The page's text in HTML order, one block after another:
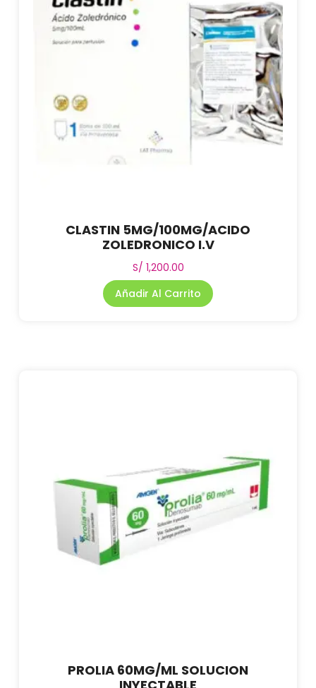
CLASTIN 5MG/100MG/ACIDO
ZOLEDRONICO I.V
S/ 1,200.00
Añadir Al Carrito
PROLIA 60MG/ML SOLUCION